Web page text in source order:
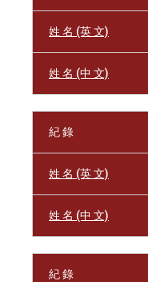
姓 名 (英 文)
姓 名 (中 文)
紀 錄
姓 名 (英 文)
姓 名 (中 文)
紀 錄